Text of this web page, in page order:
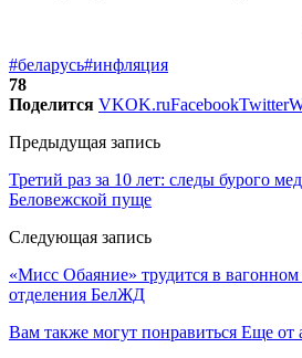
#беларусь#инфляция
78
Поделится VKOK.ruFacebookTwitter
Предыдущая запись
Третий раз за 10 лет: следы бурого
Беловежской пуще
Следующая запись
«Мисс Обаяние» трудится в вагонном
отделения БелЖД
Вам также могут понравиться Еще от